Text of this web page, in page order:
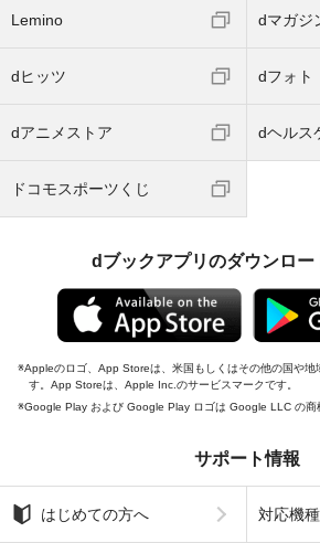
Lemino dマガジ
dヒッツ dフォト
dアニメストア dヘルス
ドコモスポーツくじ
dブックアプリのダウンロー
Appleのロゴ、App Storeは、米国もしくはその他の国や
す。App Storeは、Apple Inc.のサービスマークです。
Google Play および Google Play ロゴは Google LLC の商
サポート情報
はじめての方へ 対応機